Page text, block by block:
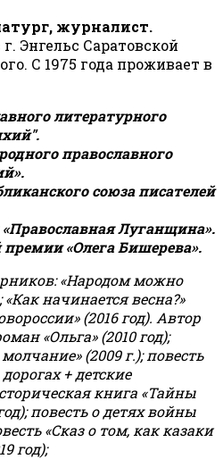
журналист.
г. Энгельс Саратовской
С 1975 года проживает в
литературного
православного
союза писателей
Луганщина».
«Олега Бишерева».
«Народом можно
«Как начинается весна?»
(2016 год). Автор
«Ольга» (2010 год);
(2009 г.); повесть
+ детские
книга «Тайны
повесть о детях войны
«Сказ о том, как казаки
год);